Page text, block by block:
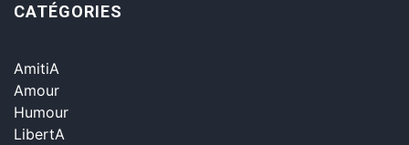
CATÉGORIES
AmitiA
Amour
Humour
LibertA